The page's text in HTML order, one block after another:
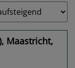
Maastricht,